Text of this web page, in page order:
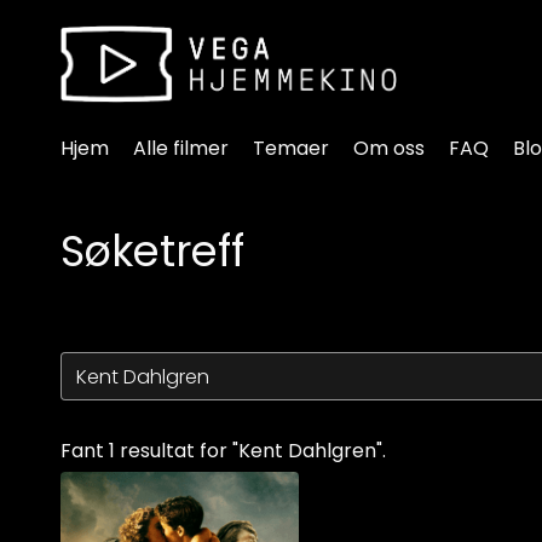
Tilgjengelighetslenker
Hjem Alle filmer Temaer Om oss FAQ
Søketreff
Fant 1 resultat for "Kent Dahlgren".